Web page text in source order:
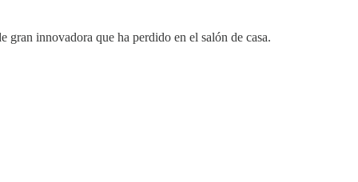
innovadora que ha perdido en el salón de casa.